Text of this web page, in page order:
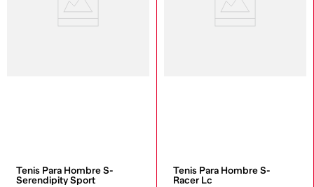
Tenis Para Hombre S-
Serendipity Sport
Tenis Para Hombre S-
Racer Lc